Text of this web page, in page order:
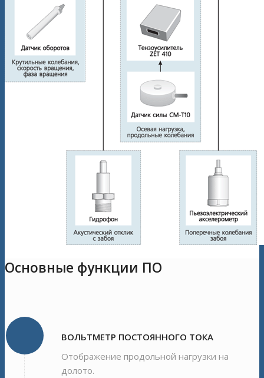
Основные функции ПО
ВОЛЬТМЕТР ПОСТОЯННОГО ТОКА
Отображение продольной нагрузки на
долото.